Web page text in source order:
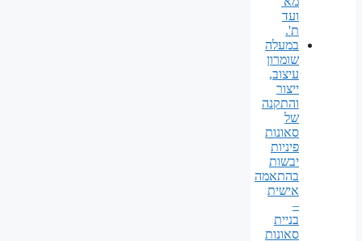
ועד
ת'.
במעלה
שומרון
עיצוב,
ייצור
והתקנה
של
סאונות
פיניות
יבשות
בהתאמה
אישית
–
בניית
סאונות